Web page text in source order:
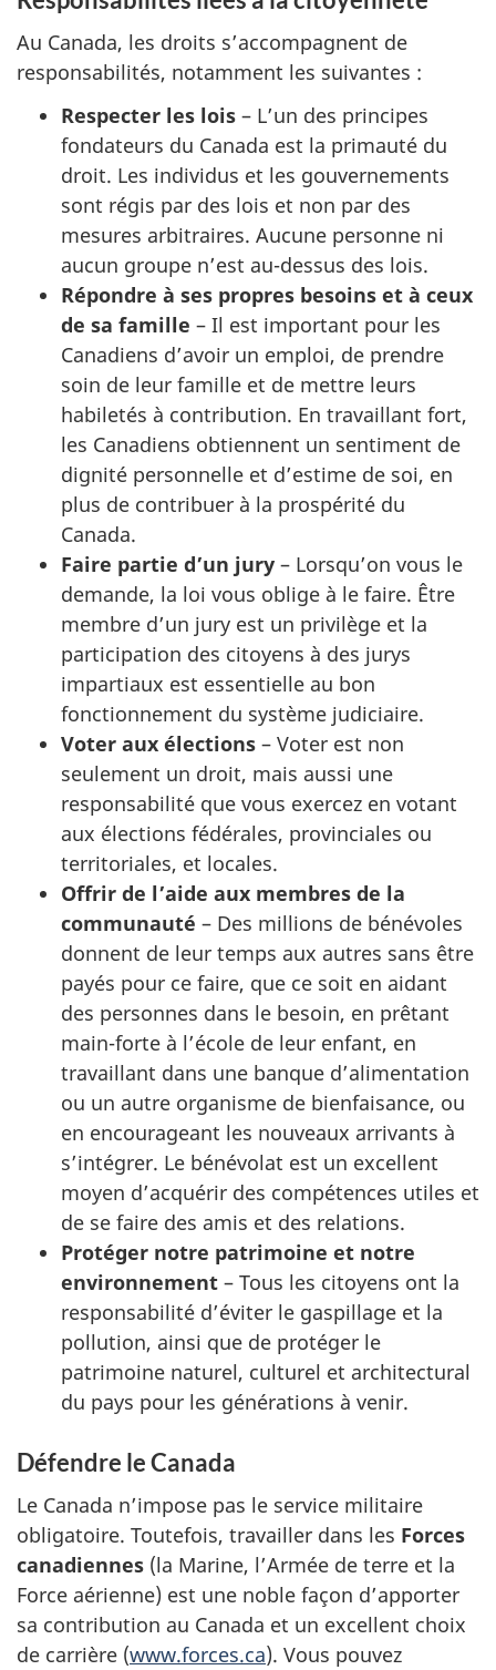
Au Canada, les droits s’accompagnent de
responsabilités, notamment les suivantes :
Respecter les lois – L’un des principes
fondateurs du Canada est la primauté du
droit. Les individus et les gouvernements
sont régis par des lois et non par des
mesures arbitraires. Aucune personne ni
aucun groupe n’est au-dessus des lois.
Répondre à ses propres besoins et à ceux
de sa famille – Il est important pour les
Canadiens d’avoir un emploi, de prendre
soin de leur famille et de mettre leurs
habiletés à contribution. En travaillant fort,
les Canadiens obtiennent un sentiment de
dignité personnelle et d’estime de soi, en
plus de contribuer à la prospérité du
Canada.
Faire partie d’un jury – Lorsqu’on vous le
demande, la loi vous oblige à le faire. Être
membre d’un jury est un privilège et la
participation des citoyens à des jurys
impartiaux est essentielle au bon
fonctionnement du système judiciaire.
Voter aux élections – Voter est non
seulement un droit, mais aussi une
responsabilité que vous exercez en votant
aux élections fédérales, provinciales ou
territoriales, et locales.
Offrir de l’aide aux membres de la
communauté – Des millions de bénévoles
donnent de leur temps aux autres sans être
payés pour ce faire, que ce soit en aidant
des personnes dans le besoin, en prêtant
main-forte à l’école de leur enfant, en
travaillant dans une banque d’alimentation
ou un autre organisme de bienfaisance, ou
en encourageant les nouveaux arrivants à
s’intégrer. Le bénévolat est un excellent
moyen d’acquérir des compétences utiles et
de se faire des amis et des relations.
Protéger notre patrimoine et notre
environnement – Tous les citoyens ont la
responsabilité d’éviter le gaspillage et la
pollution, ainsi que de protéger le
patrimoine naturel, culturel et architectural
du pays pour les générations à venir.
Défendre le Canada
Le Canada n’impose pas le service militaire
obligatoire. Toutefois, travailler dans les Forces
canadiennes (la Marine, l’Armée de terre et la
Force aérienne) est une noble façon d’apporter
sa contribution au Canada et un excellent choix
de carrière (www.forces.ca). Vous pouvez